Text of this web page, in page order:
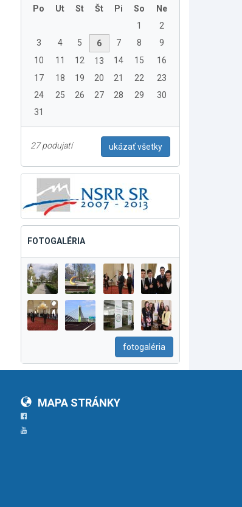
Po Ut St Št Pi So
Ne
1
2
3
4 5 6 7 8
9
10
11 12 13 14 15
16
17
18 19 20 21 22
23
24
25 26 27 28 29
30
31
27 podujatí ukázať všetky
FOTOGALÉRIA
fotogaléria
MAPA STRÁNKY
Facebook
YouTube